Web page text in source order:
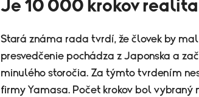
Je 10 000 krokov
Stará známa rada tvrdí, že človek by
presvedčenie pochádza z Japonska a
minulého storočia. Za týmto tvrdením
firmy Yamasa. Počet krokov bol vybraný